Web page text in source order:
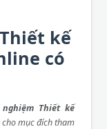
kế
có
Thiết kế
mục đích tham